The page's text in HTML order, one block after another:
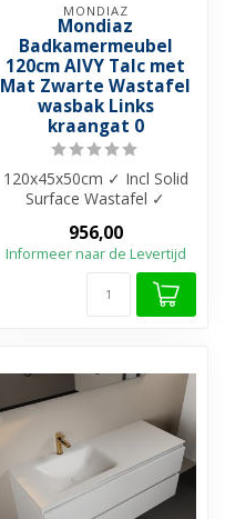
MONDIAZ
Mondiaz
Badkamermeubel
120cm AIVY Talc met
Mat Zwarte Wastafel
wasbak Links
kraangat 0
120x45x50cm ✓ Incl Solid
Surface Wastafel ✓
Beschikbaar in ...
956,00
Informeer naar de Levertijd